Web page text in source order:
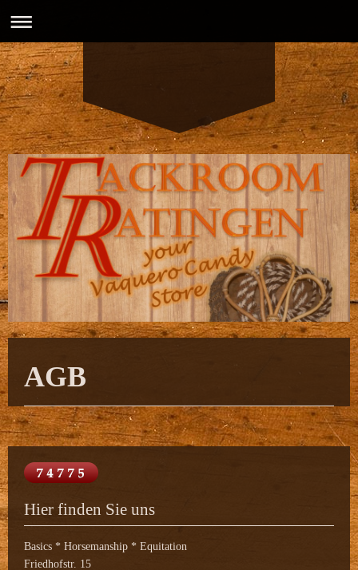
AGB
Hier finden Sie uns
Basics * Horsemanship * Equitation
Friedhofstr. 15